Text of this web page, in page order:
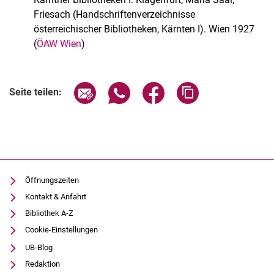
Historische Musikalien
Alte Drucke
Historische Bibliotheken
Formulare
Buchpatenschaften
Friesach (Handschriftenverzeichnisse
österreichischer Bibliotheken, Kärnten I). Wien 1927
(ÖAW Wien)
Seite teilen: Seite über E-Mail teilen
Seite über WhatsApp teilen
Seite über Facebook
Öffnungszeiten
Kontakt & Anfahrt
Bibliothek A-Z
Cookie-Einstellungen
UB-Blog
Redaktion